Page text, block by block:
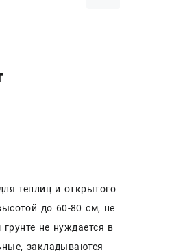
теплиц и открытого
до 60-80 см, не
не нуждается в
закладываются